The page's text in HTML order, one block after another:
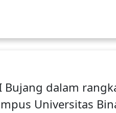
Bujang dalam
Universitas